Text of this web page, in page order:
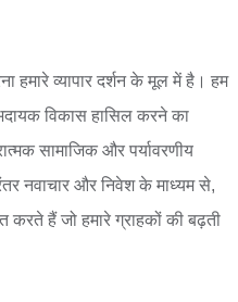
हमारे व्यापार दर्शन के मूल में है। हम
विकास हासिल करने का
सामाजिक और पर्यावरणीय
नवाचार और निवेश के माध्यम से,
हैं जो हमारे ग्राहकों की बढ़ती